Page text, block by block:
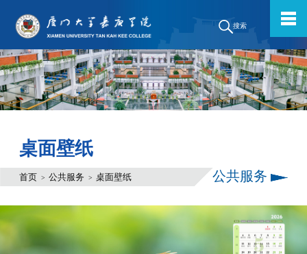
搜索
桌面壁纸
首页 > 公共服务 > 桌面壁纸 公共服务